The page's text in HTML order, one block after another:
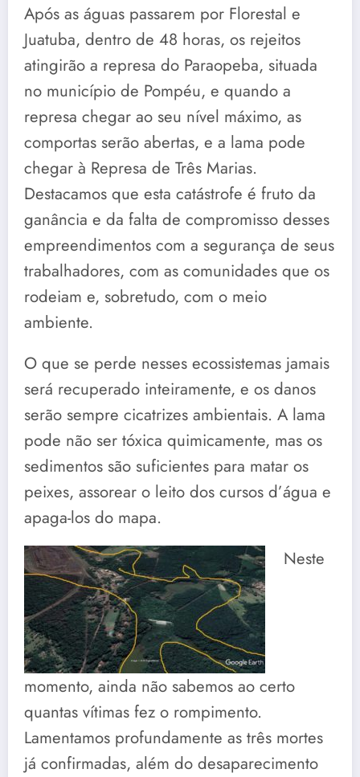
Após as águas passarem por Florestal e
Juatuba, dentro de 48 horas, os rejeitos
atingirão a represa do Paraopeba, situada
no município de Pompéu, e quando a
represa chegar ao seu nível máximo, as
comportas serão abertas, e a lama pode
chegar à Represa de Três Marias.
Destacamos que esta catástrofe é fruto da
ganância e da falta de compromisso desses
empreendimentos com a segurança de seus
trabalhadores, com as comunidades que os
rodeiam e, sobretudo, com o meio
ambiente.
O que se perde nesses ecossistemas jamais
será recuperado inteiramente, e os danos
serão sempre cicatrizes ambientais. A lama
pode não ser tóxica quimicamente, mas os
sedimentos são suficientes para matar os
peixes, assorear o leito dos cursos d’água e
apaga-los do mapa.
Neste
momento, ainda não sabemos ao certo
quantas vítimas fez o rompimento.
Lamentamos profundamente as três mortes
já confirmadas, além do desaparecimento